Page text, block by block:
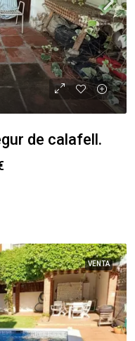
de calafell.
VENTA